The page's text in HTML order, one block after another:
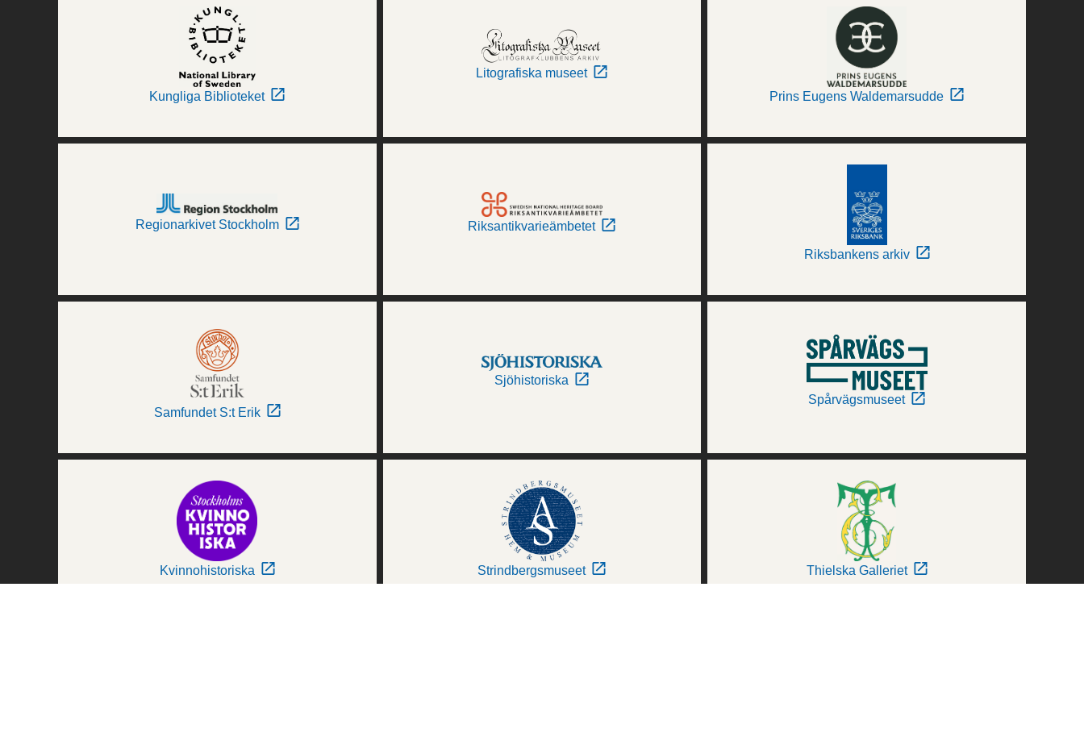
Kungliga Biblioteket
Litografiska museet
Prins Eugens Waldemarsudde
Regionarkivet Stockholm Riksantikvarieämbetet
Riksbankens arkiv
Samfundet S:t Erik
Sjöhistoriska
Spårvägsmuseet
Kvinnohistoriska Strindbergsmuseet Thielska Galleriet